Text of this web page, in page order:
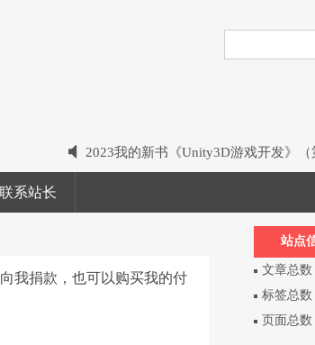
写博客不易，如果您想请我喝一杯星
2022我的电子书教程《UIToolkit下
联系站长
我捐款，也可以购买我的付
站点
文章总数
标签总数
页面总数